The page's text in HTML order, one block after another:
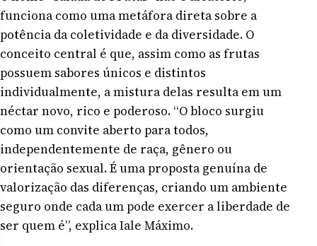
funciona como uma metáfora direta sobre a
potência da coletividade e da diversidade. O
conceito central é que, assim como as frutas
possuem sabores únicos e distintos
individualmente, a mistura delas resulta em um
néctar novo, rico e poderoso. “O bloco surgiu
como um convite aberto para todos,
independentemente de raça, gênero ou
orientação sexual. É uma proposta genuína de
valorização das diferenças, criando um ambiente
seguro onde cada um pode exercer a liberdade de
ser quem é”, explica Iale Máximo.